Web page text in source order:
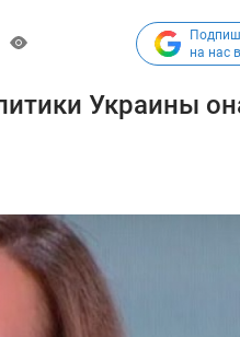
на нас
Украины